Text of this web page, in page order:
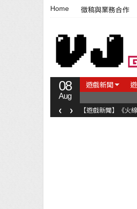
Home 徵稿與業務合作
08
Aug
遊戲新聞
【遊戲新聞】《火
‹ ›